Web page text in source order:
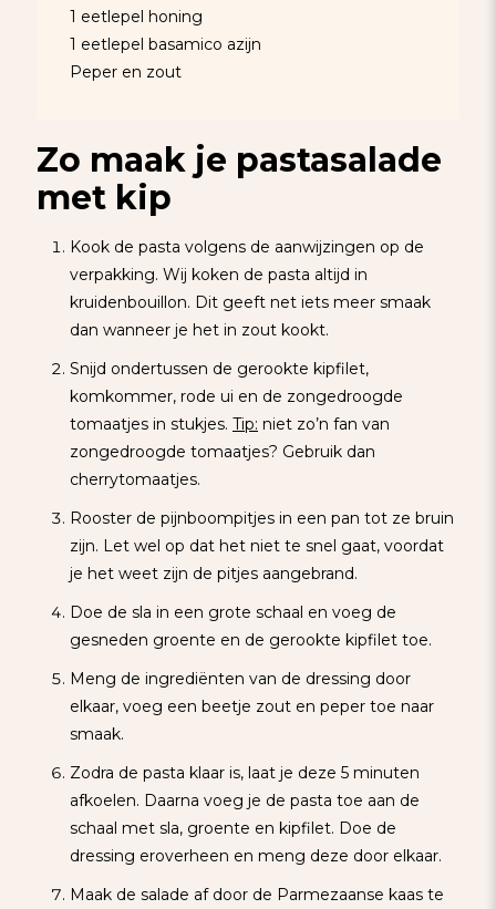
1 eetlepel honing
1 eetlepel basamico azijn
Peper en zout
Zo maak je pastasalade
met kip
Kook de pasta volgens de aanwijzingen op de
verpakking. Wij koken de pasta altijd in
kruidenbouillon. Dit geeft net iets meer smaak
dan wanneer je het in zout kookt.
Snijd ondertussen de gerookte kipfilet,
komkommer, rode ui en de zongedroogde
tomaatjes in stukjes. Tip: niet zo’n fan van
zongedroogde tomaatjes? Gebruik dan
cherrytomaatjes.
Rooster de pijnboompitjes in een pan tot ze bruin
zijn. Let wel op dat het niet te snel gaat, voordat
je het weet zijn de pitjes aangebrand.
Doe de sla in een grote schaal en voeg de
gesneden groente en de gerookte kipfilet toe.
Meng de ingrediënten van de dressing door
elkaar, voeg een beetje zout en peper toe naar
smaak.
Zodra de pasta klaar is, laat je deze 5 minuten
afkoelen. Daarna voeg je de pasta toe aan de
schaal met sla, groente en kipfilet. Doe de
dressing eroverheen en meng deze door elkaar.
Maak de salade af door de Parmezaanse kaas te